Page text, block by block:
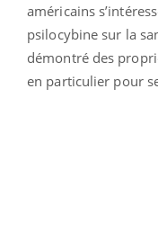
américains
psilocybine sur la
démontré des
en particulier pour